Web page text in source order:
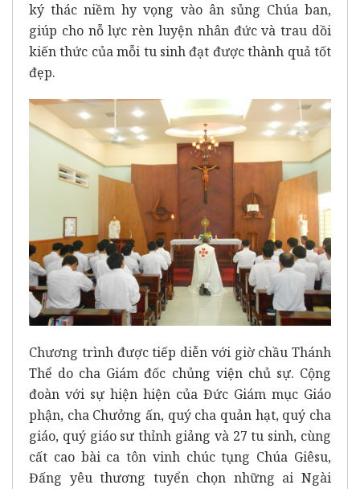
ký thác niềm hy vọng vào ân sủng Chúa ban,
giúp cho nỗ lực rèn luyện nhân đức và trau dồi
kiến thức của mỗi tu sinh đạt được thành quả tốt
đẹp.
Chương trình được tiếp diễn với giờ chầu Thánh
Thể do cha Giám đốc chủng viện chủ sự. Cộng
đoàn với sự hiện hiện của Đức Giám mục Giáo
phận, cha Chưởng ấn, quý cha quản hạt, quý cha
giáo, quý giáo sư thỉnh giảng và 27 tu sinh, cùng
cất cao bài ca tôn vinh chúc tụng Chúa Giêsu,
Đấng yêu thương tuyển chọn những ai Ngài